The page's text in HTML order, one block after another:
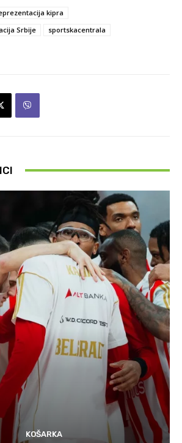
kipra
Srbije
sportskacentrala
KOŠARKA